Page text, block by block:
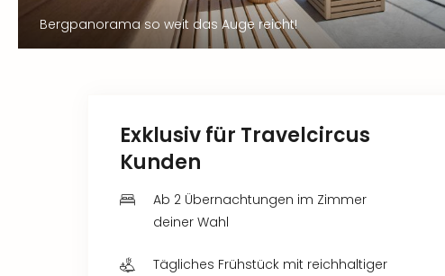
Bergpanorama so weit das Auge reicht!
Exklusiv für Travelcircus
Kunden
Ab 2 Übernachtungen im Zimmer
deiner Wahl
Tägliches Frühstück mit reichhaltiger